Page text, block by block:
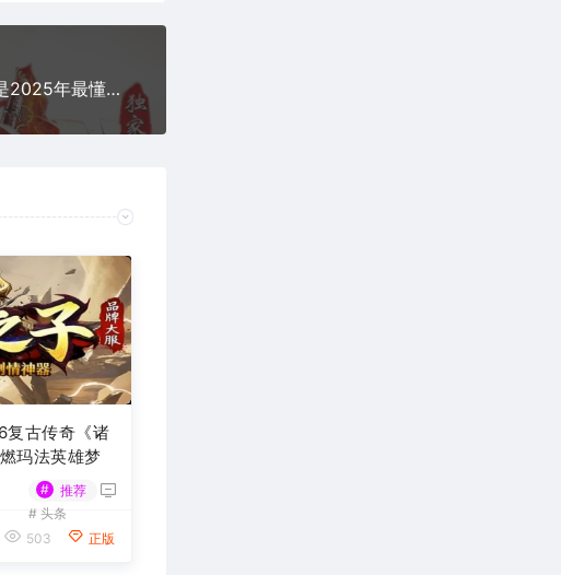
传奇发布《畅玩战神》全网首测：这才是2025年最懂老玩家的传奇新作！
复古传奇《诸
玛法英雄梦
#
推荐
#头条
503 正版